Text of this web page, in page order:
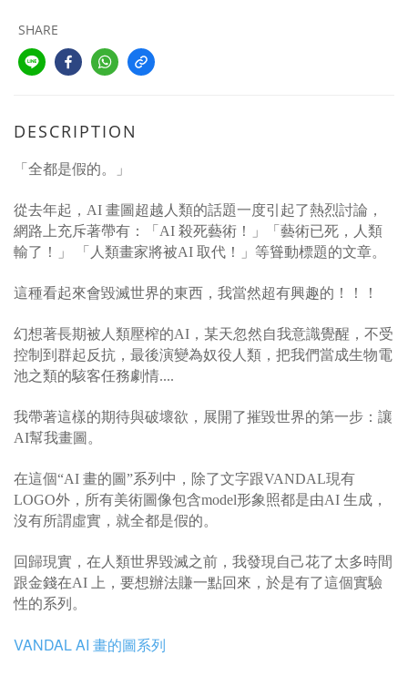
SHARE
DESCRIPTION
「全都是假的。」
從去年起，AI 畫圖超越人類的話題一度引起了熱烈討論，
網路上充斥著帶有：「AI 殺死藝術！」「藝術已死，人類
輸了！」 「人類畫家將被AI 取代！」等聳動標題的文章。
這種看起來會毀滅世界的東西，我當然超有興趣的！！！
幻想著長期被人類壓榨的AI，某天忽然自我意識覺醒，不受
控制到群起反抗，最後演變為奴役人類，把我們當成生物電
池之類的駭客任務劇情....
我帶著這樣的期待與破壞欲，展開了摧毀世界的第一步：讓
AI幫我畫圖。
在這個“AI 畫的圖”系列中，除了文字跟VANDAL現有
LOGO外，所有美術圖像包含model形象照都是由AI 生成，
沒有所謂虛實，就全都是假的。
回歸現實，在人類世界毀滅之前，我發現自己花了太多時間
跟金錢在AI 上，要想辦法賺一點回來，於是有了這個實驗
性的系列。
VANDAL AI 畫的圖系列